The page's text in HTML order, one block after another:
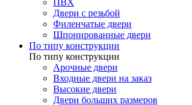
ПВХ
Двери с резьбой
Филенчатые двери
Шпонированные двери
По типу конструкции
По типу конструкции
Арочные двери
Входные двери на заказ
Высокие двери
Двери больших размеров